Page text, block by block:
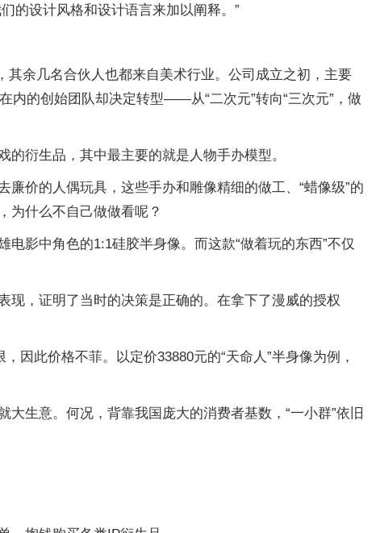
的设计风格和设计语言来加以阐释。”
其余几名合伙人也都来自美术行业。公司成立之初，主要
内的创始团队却决定转型——从“二次元”转向“三次元”，做
衍生品，其中最主要的就是人物手办模型。
价的人偶玩具，这些手办和雕像精细的做工、“蜡像级”的
为什么不自己做做看呢？
影中角色的1:1硅胶半身像。而这款“做着玩的东西”不仅
，证明了当时的决策是正确的。在拿下了漫威的授权
因此价格不菲。以定价33880元的“天命人”半身像为例，
生意。何况，背靠我国庞大的消费者基数，“一小群”依旧